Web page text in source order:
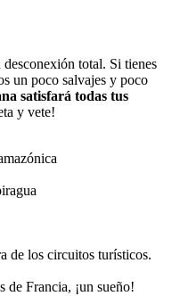
desconexión total. Si tienes
un poco salvajes y poco
satisfará todas tus
y vete!
de los circuitos turísticos.
Francia, ¡un sueño!